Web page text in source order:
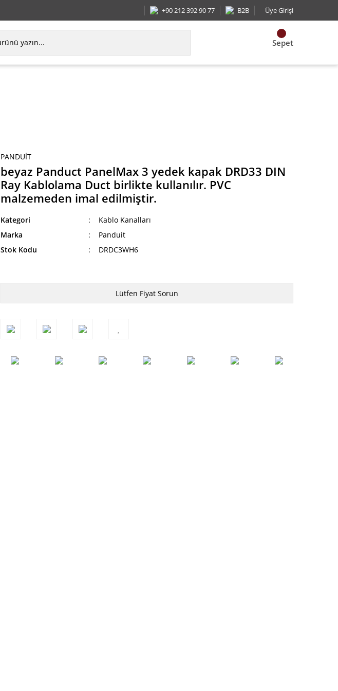
+90 212 392 90 77 B2B Üye Girişi
Sepet
PANDUIT
beyaz Panduct PanelMax 3 yedek kapak DRD33 DIN
Ray Kablolama Duct birlikte kullanılır. PVC
malzemeden imal edilmiştir.
Kategori
Kablo Kanalları
Marka
Panduit
Stok Kodu
DRDC3WH6
Lütfen Fiyat Sorun